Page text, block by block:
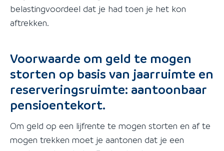
belastingvoordeel dat je had toen je het kon
aftrekken.
Voorwaarde om geld te mogen
storten op basis van jaarruimte en
reserveringsruimte: aantoonbaar
pensioentekort.
Om geld op een lijfrente te mogen storten en af te
mogen trekken moet je aantonen dat je een